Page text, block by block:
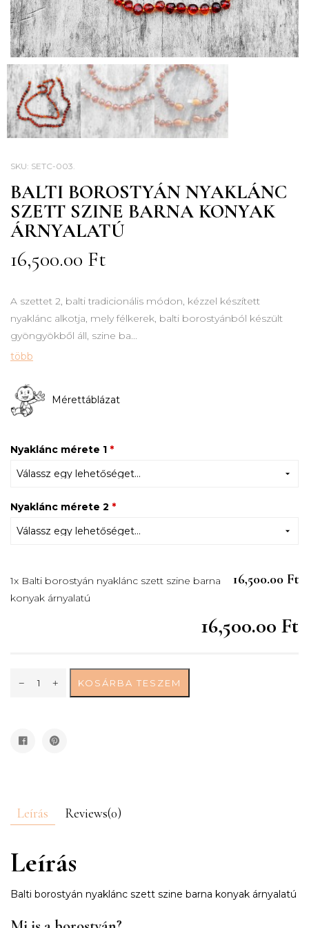
SKU: SETC-003.
BALTI BOROSTYÁN NYAKLÁNC
SZETT SZINE BARNA KONYAK
ÁRNYALATÚ
16,500.00 Ft
A szettet 2, balti tradicionális módon, kézzel készített
nyaklánc alkotja, mely félkerek, balti borostyánból készült
gyöngyökből áll, szine ba...
több
Mérettáblázat
Nyaklánc mérete 1 *
Nyaklánc mérete 2 *
1x Balti borostyán nyaklánc szett szine barna
konyak árnyalatú
16,500.00 Ft
16,500.00 Ft
KOSÁRBA TESZEM
Leírás Reviews(0)
Leírás
Balti borostyán nyaklánc szett szine barna konyak árnyalatú